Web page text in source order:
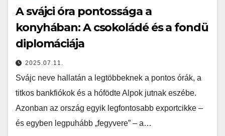
A svájci óra pontossága a
konyhában: A csokoládé és a fondü
diplomáciája
2025.07.11.
Svájc neve hallatán a legtöbbeknek a pontos órák, a
titkos bankfiókok és a hófödte Alpok jutnak eszébe.
Azonban az ország egyik legfontosabb exportcikke –
és egyben legpuhább „fegyvere” – a…